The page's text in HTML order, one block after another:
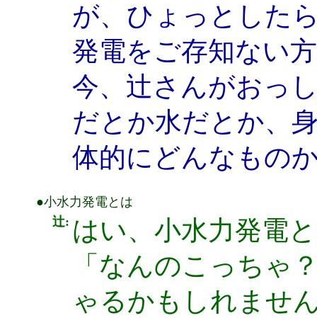
が、ひょっとした
発電をご存知ない
今、辻さんがおっ
だとか水だとか、
体的にどんなもの
●小水力発電とは
辻: はい、小水力発電
「なんのこっちゃ
ゃるかもしれませ